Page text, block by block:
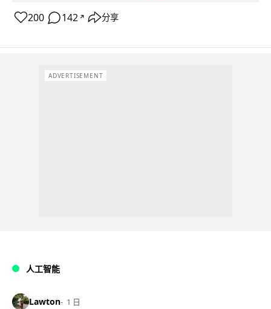
200 142 ↗ 分享
ADVERTISEMENT
人工智能
Lawton 1 日